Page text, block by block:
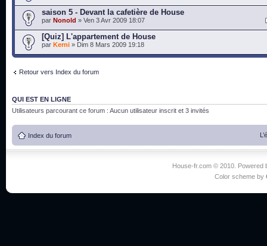
saison 5 - Devant la cafetière de House
par Nonold » Ven 3 Avr 2009 18:07
[Quiz] L'appartement de House
par Kerni » Dim 8 Mars 2009 19:18
Retour vers Index du forum
QUI EST EN LIGNE
Utilisateurs parcourant ce forum : Aucun utilisateur inscrit et 3 invités
Index du forum
House-fr.com © 2010. Powered
Color scheme by